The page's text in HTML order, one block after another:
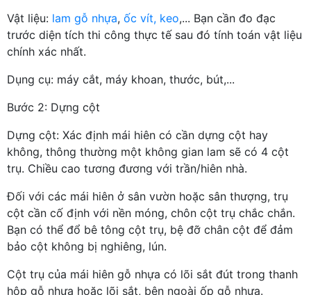
Vật liệu: lam gỗ nhựa, ốc vít, keo,... Bạn cần đo đạc
trước diện tích thi công thực tế sau đó tính toán vật liệu
chính xác nhất.
Dụng cụ: máy cắt, máy khoan, thước, bút,...
Bước 2: Dựng cột
Dựng cột: Xác định mái hiên có cần dựng cột hay
không, thông thường một không gian lam sẽ có 4 cột
trụ. Chiều cao tương đương với trần/hiên nhà.
Đối với các mái hiên ở sân vườn hoặc sân thượng, trụ
cột cần cố định với nền móng, chôn cột trụ chắc chắn.
Bạn có thể đổ bê tông cột trụ, bệ đỡ chân cột để đảm
bảo cột không bị nghiêng, lún.
Cột trụ của mái hiên gỗ nhựa có lõi sắt đút trong thanh
hộp gỗ nhựa hoặc lõi sắt, bên ngoài ốp gỗ nhựa.